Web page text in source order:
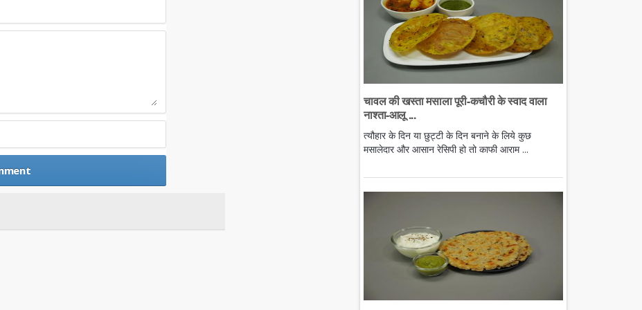
चावल की खस्ता मसाला पूरी-कचौरी के स्वाद वाला
नाश्ता-आलू ...
त्यौहार के दिन या छुट्टी के दिन बनाने के लिये कुछ
मसालेदार और आसान रेसिपी हो तो काफी आराम ...